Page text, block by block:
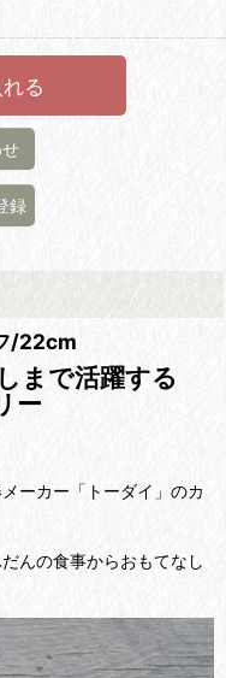
る
録
/22cm
まで活躍する
ー
ーカー「トーダイ」のカ
んの食事からおもてなし